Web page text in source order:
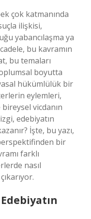
çok katmanında
ilişkisi,
yabancılaşma ya
bu kavramın
bu temaları
boyutta
hükümlülük bir
eylemleri,
bireysel vicdanın
edebiyatın
İşte, bu yazı,
bir
farklı
nasıl